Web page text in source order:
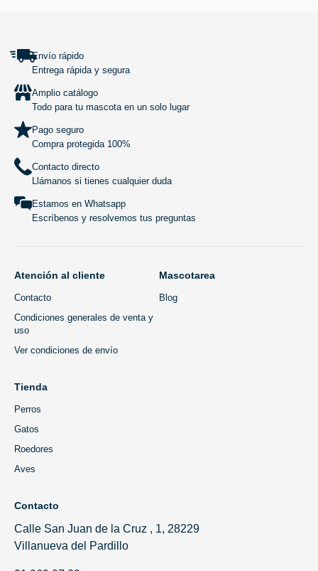
Envío rápido
Entrega rápida y segura
Amplio catálogo
Todo para tu mascota en un solo lugar
Pago seguro
Compra protegida 100%
Contacto directo
Llámanos si tienes cualquier duda
Estamos en Whatsapp
Escríbenos y resolvemos tus preguntas
Atención al cliente
Contacto
Condiciones generales de venta y
uso
Ver condiciones de envío
Mascotarea
Blog
Tienda
Perros
Gatos
Roedores
Aves
Contacto
Calle San Juan de la Cruz , 1, 28229
Villanueva del Pardillo